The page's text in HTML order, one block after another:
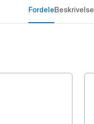
FordeleBeskrivelse